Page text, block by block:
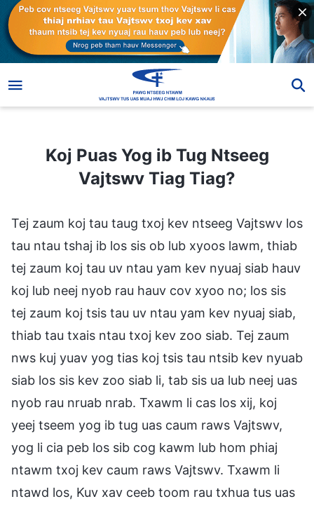
Koj Puas Yog ib Tug Ntseeg Vajtswv Tiag Tiag?
Koj Puas Yog ib Tug Ntseeg
Vajtswv Tiag Tiag?
Tej zaum koj tau taug txoj kev ntseeg Vajtswv los
tau ntau tshaj ib los sis ob lub xyoos lawm, thiab
tej zaum koj tau uv ntau yam kev nyuaj siab hauv
koj lub neej nyob rau hauv cov xyoo no; los sis
tej zaum koj tsis tau uv ntau yam kev nyuaj siab,
thiab tau txais ntau txoj kev zoo siab. Tej zaum
nws kuj yuav yog tias koj tsis tau ntsib kev nyuab
siab los sis kev zoo siab li, tab sis ua lub neej uas
nyob rau nruab nrab. Txawm li cas los xij, koj
yeej tseem yog ib tug uas caum raws Vajtswv,
yog li cia peb los sib cog kawm lub hom phiaj
ntawm txoj kev caum raws Vajtswv. Txawm li
ntawd los, Kuv xav ceeb toom rau txhua tus uas